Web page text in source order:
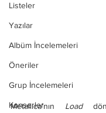
Listeler
Yazılar
Albüm İncelemeleri
Öneriler
Grup İncelemeleri
Konserler
Metallica’nın Load